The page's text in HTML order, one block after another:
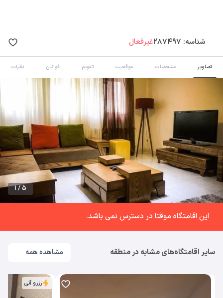
شناسه: 287497غیرفعال
تصاویر مشخصات موقعیت تقویم قوانین نظرات
1 / 5
این اقامتگاه موقتا در دسترس نمی باشد.
سایر اقامتگاه‌های مشابه در منطقه مشاهده همه
رزرو آنی